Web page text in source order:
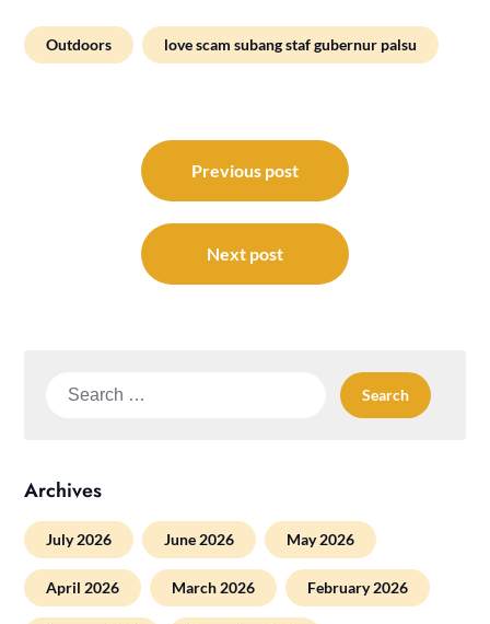
Outdoors love scam subang staf gubernur palsu
navigation
Previous post
Next post
Search
Archives
July 2026 June 2026 May 2026
April 2026 March 2026 February 2026